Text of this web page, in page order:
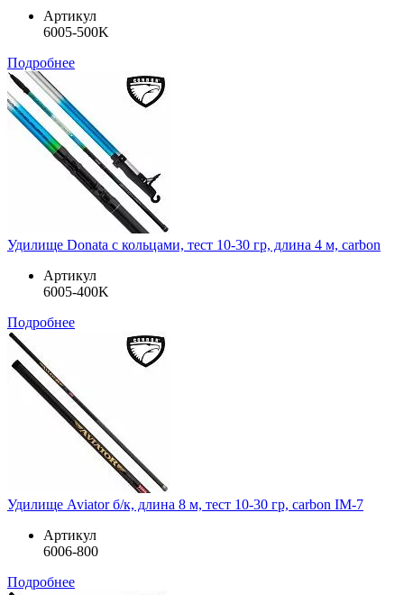
Артикул
6005-500K
Подробнее
Удилище Donata с кольцами, тест 10-30 гр, длина 4 м, carbon
Артикул
6005-400K
Подробнее
Удилище Aviator б/к, длина 8 м, тест 10-30 гр, carbon IM-7
Артикул
6006-800
Подробнее